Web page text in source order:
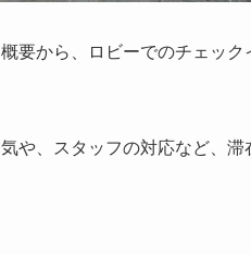
要から、ロビーでのチェッ
や、スタッフの対応など、